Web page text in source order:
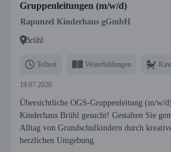
Gruppenleitungen (m/w/d)
Rapunzel Kinderhaus gGmbH
Brühl
Teilzeit Weiterbildungen
19.07.2026
Übersichtliche OGS-Gruppenleitung (m/w/
Kinderhaus Brühl gesucht! Gestalten Sie
Alltag von Grundschulkindern durch
herzlichen Umgebung.